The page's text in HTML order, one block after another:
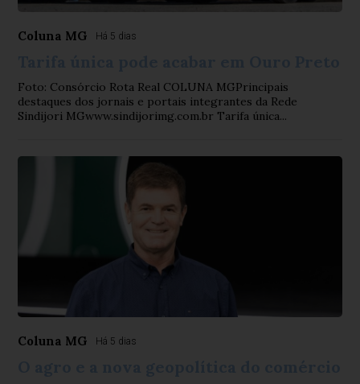
Coluna MG Há 5 dias
Foto: Consórcio Rota Real COLUNA MGPrincipais
destaques dos jornais e portais integrantes da Rede
Sindijori MGwww.sindijorimg.com.br Tarifa única...
Coluna MG Há 5 dias